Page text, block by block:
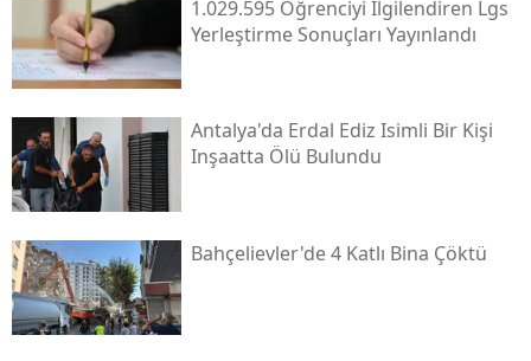
1.029.595 Öğrenciyi Ilgilendiren Lgs
Yerleştirme Sonuçları Yayınlandı
Antalya'da Erdal Ediz Isimli Bir Kişi
Inşaatta Ölü Bulundu
Bahçelievler'de 4 Katlı Bina Çöktü